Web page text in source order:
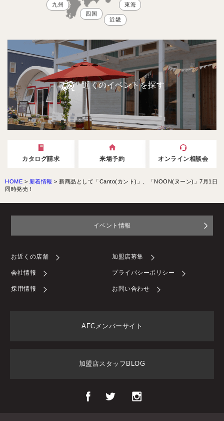
東海
近畿
四国
九州
近くのイベントを探す
カタログ請求 来場予約 オンライン相談会
HOME > 新着情報 > 新商品として「Canto(カント)」、「NOON(ヌーン)」7月1日
同時発売！
イベント情報
お近くの店舗 加盟店募集
会社情報 プライバシーポリシー
採用情報 お問い合わせ
AFCメンバーサイト
加盟店スタッフBLOG